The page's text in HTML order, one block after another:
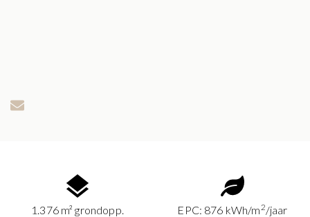
1.376 m² grondopp. EPC: 876 kWh/m 2/jaar